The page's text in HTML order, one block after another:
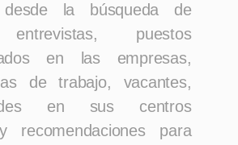
desde la búsqueda de
puestos
en las empresas,
de trabajo, vacantes,
en sus centros
recomendaciones para